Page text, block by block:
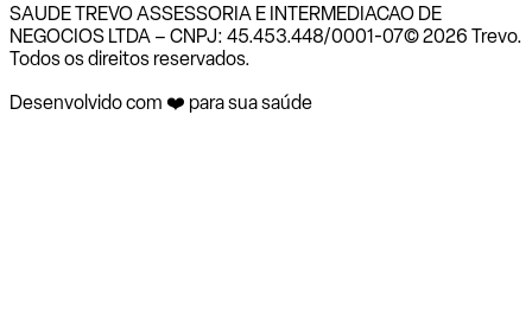
SAUDE TREVO ASSESSORIA E INTERMEDIACAO DE
NEGOCIOS LTDA – CNPJ: 45.453.448/0001-07© 2026 Trevo.
Todos os direitos reservados.
Desenvolvido com ❤️ para sua saúde